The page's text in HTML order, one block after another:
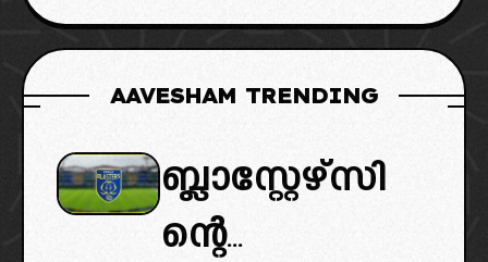
AAVESHAM TRENDING
ബ്ലാസ്റ്റേഴ്സി
ന്റെ